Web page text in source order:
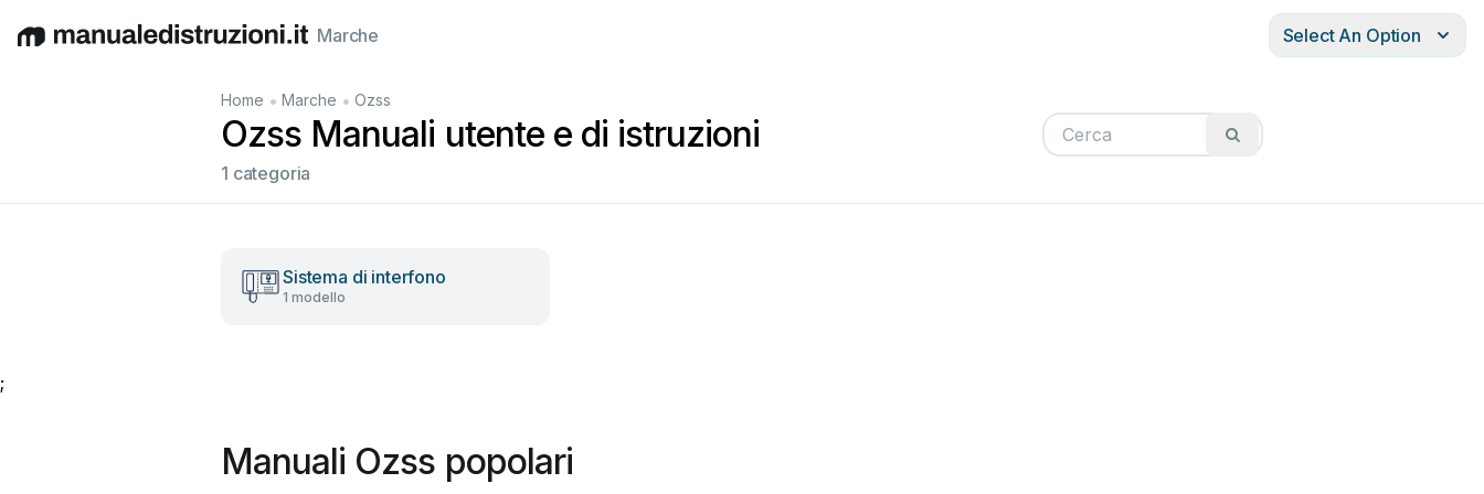
EnglishDeutschEspañol Italiano Français
Marche Select An Option
Home • Marche • Ozss
Ozss Manuali utente e di istruzioni
1 categoria
Sistema di interfono
1 modello
;
Manuali Ozss popolari